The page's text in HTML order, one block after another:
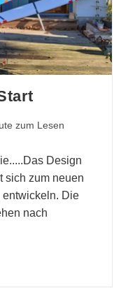
zum Lesen
Design
sich zum neuen
entwickeln. Die
nach